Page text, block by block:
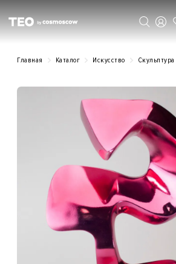
Главная Каталог Искусство Скульптура